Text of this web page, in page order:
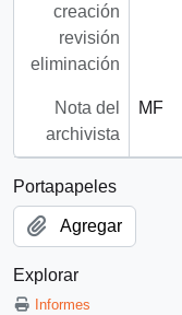
creación
revisión
eliminación
Nota del
archivista
MF
Portapapeles
Agregar
Explorar
Informes